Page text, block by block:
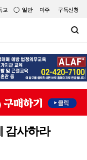
미주 구독신청
일반
교
감사하라